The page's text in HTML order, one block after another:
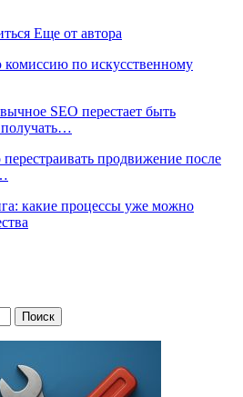
Еще от автора
по искусственному
SEO перестает быть
продвижение после
какие процессы уже можно